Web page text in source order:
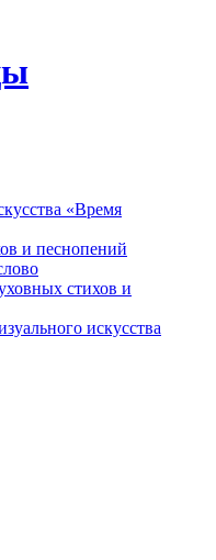
«Время
и песнопений
стихов и
искусства